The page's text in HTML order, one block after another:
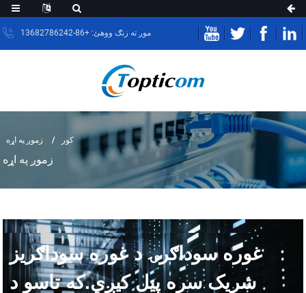
موږ ته زنګ ووهئ: +86-13682786242
کور زموږ په اړه
زموږ په اړه
غوره سوداګرۍ د غوره سوداګریز
شریک سره پیل کیږي.که تاسو د